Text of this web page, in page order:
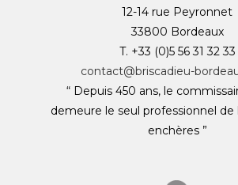
12-14 rue Peyronnet
33800 Bordeaux
T. +33 (0)5 56 31 32 33
contact@briscadieu-
“ Depuis 450 ans, le
demeure le seul professionnel de
enchères ”